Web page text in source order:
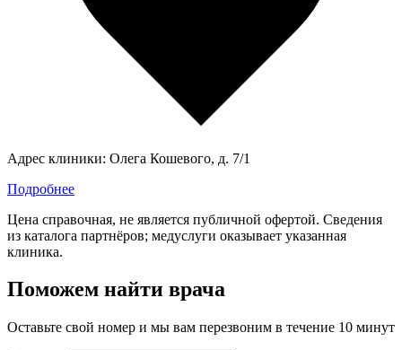
Адрес клиники: Олега Кошевого, д. 7/1
Подробнее
Цена справочная, не является публичной офертой. Сведения
из каталога партнёров; медуслуги оказывает указанная
клиника.
Поможем найти врача
Оставьте свой номер и мы вам перезвоним в течение 10 минут